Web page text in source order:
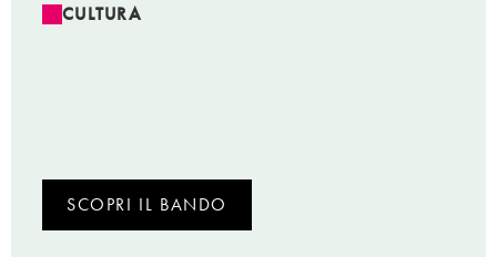
CULTURA
SCOPRI IL BANDO